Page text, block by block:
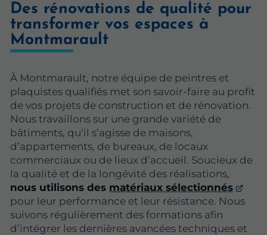
Des rénovations de qualité pour
transformer vos espaces à
Montmarault
À Montmarault, notre équipe de peintres et
plaquistes qualifiés met son savoir-faire au profit
de vos projets de construction et de rénovation.
Nous travaillons sur une grande variété de
bâtiments, qu’il s’agisse de maisons,
d’appartements, de bureaux, de locaux
commerciaux ou de lieux d’accueil. Soucieux de
la qualité et de la longévité des réalisations,
nous utilisons des matériaux sélectionnés
pour leur performance et leur résistance. Nous
suivons régulièrement des formations afin
d’intégrer les dernières avancées techniques et